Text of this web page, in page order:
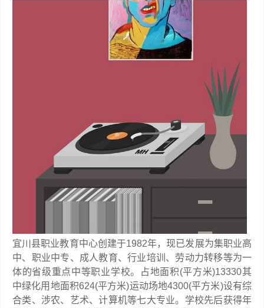
宜川县职业教育中心创建于1982年，现已发展为集职业高
中、职业中专、成人教育、行业培训、劳动力转移等为一
体的省级重点中等职业学校。占地面积(平方米)13330其
中绿化用地面积624(平方米)运动场地4300(平方米)设有综
合类、涉农、艺术、计算机等七大专业。学校先后获得年